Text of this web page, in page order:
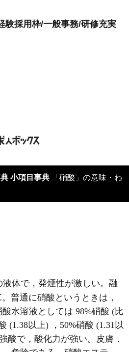
験採用枠/一般事務/研修充実
小項目事典
液体で，発煙性が激しい。融
普通に硝酸というときは，
水溶液としては 98%硝酸 (比
(1.38以上) ，50%硝酸 (1.31以
酸で，酸化力が強い。皮膚，